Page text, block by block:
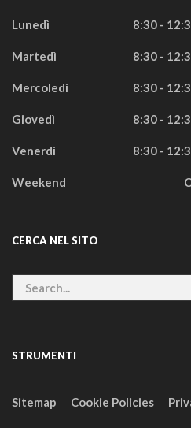
Lunedì 8:30 -
Martedì 8:30 -
Mercoledì 8:30 -
Giovedì 8:30 -
Venerdì 8:30 -
Weekend
CERCA NEL SITO
STRUMENTI
Sitemap Cookie Policies